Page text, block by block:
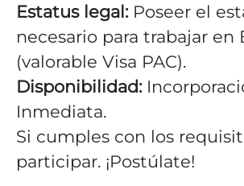
Estatus legal: Poseer el
necesario para trabajar en
(valorable Visa PAC).
Disponibilidad:
Inmediata.
Si cumples con los
participar. ¡Postúlate!